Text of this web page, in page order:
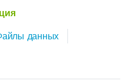
данных